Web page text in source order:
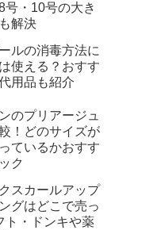
号・10号の大き
解決
ルの消毒方法に
使える？おすす
用品も紹介
のプリアージュ
！どのサイズが
ているかおすす
ク
スカールアップ
グはどこで売っ
ト・ドンキや薬